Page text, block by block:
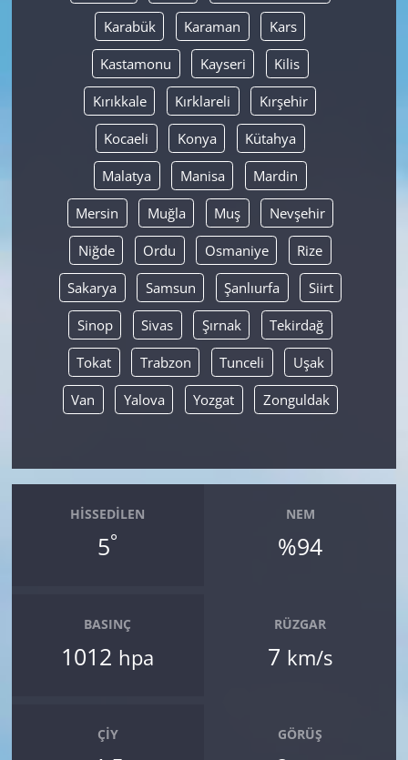
Karabük Karaman Kars
Kastamonu Kayseri Kilis
Kırıkkale Kırklareli Kırşehir
Kocaeli Konya Kütahya
Malatya Manisa Mardin
Mersin Muğla Muş Nevşehir
Niğde Ordu Osmaniye Rize
Sakarya Samsun Şanlıurfa Siirt
Sinop Sivas Şırnak Tekirdağ
Tokat Trabzon Tunceli Uşak
Van Yalova Yozgat Zonguldak
HISSEDILEN
5°
NEM
%94
BASINÇ
1012 hpa
RÜZGAR
7 km/s
ÇIY GÖRÜŞ